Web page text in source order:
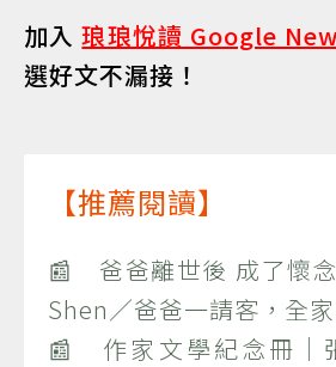
加入琅琅悅讀 Google
選好文不漏接！
【推薦閱讀】
📰 爸爸離世後 成了懷
Shen／爸爸一請客，全
📰 作家文學紀念冊｜